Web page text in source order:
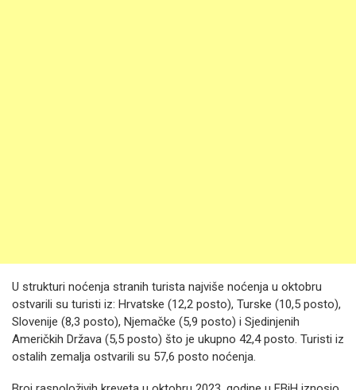
U strukturi noćenja stranih turista najviše noćenja u oktobru
ostvarili su turisti iz: Hrvatske (12,2 posto), Turske (10,5 posto),
Slovenije (8,3 posto), Njemačke (5,9 posto) i Sjedinjenih
Američkih Država (5,5 posto) što je ukupno 42,4 posto. Turisti iz
ostalih zemalja ostvarili su 57,6 posto noćenja.